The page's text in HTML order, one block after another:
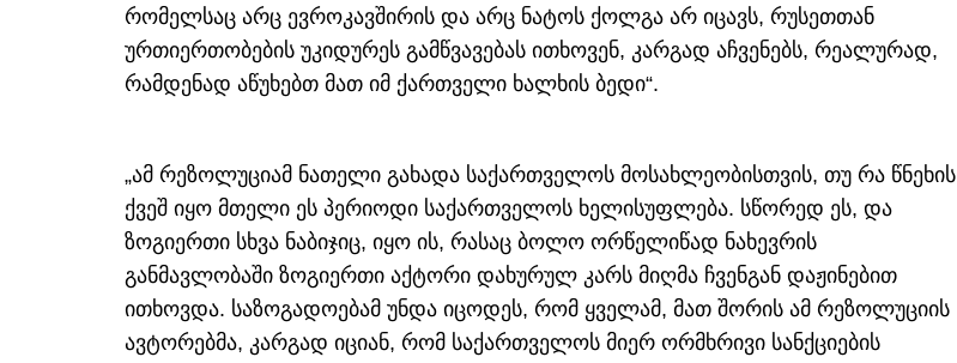
რომელსაც არც ევროკავშირის და არც ნატოს ქოლგა არ იცავს, რუსეთთან
ურთიერთობების უკიდურეს გამწვავებას ითხოვენ, კარგად აჩვენებს, რეალურად,
რამდენად აწუხებთ მათ იმ ქართველი ხალხის ბედი“.
„ამ რეზოლუციამ ნათელი გახადა საქართველოს მოსახლეობისთვის, თუ რა წნეხის
ქვეშ იყო მთელი ეს პერიოდი საქართველოს ხელისუფლება. სწორედ ეს, და
ზოგიერთი სხვა ნაბიჯიც, იყო ის, რასაც ბოლო ორწელიწად ნახევრის
განმავლობაში ზოგიერთი აქტორი დახურულ კარს მიღმა ჩვენგან დაჟინებით
ითხოვდა. საზოგადოებამ უნდა იცოდეს, რომ ყველამ, მათ შორის ამ რეზოლუციის
ავტორებმა, კარგად იციან, რომ საქართველოს მიერ ორმხრივი სანქციების